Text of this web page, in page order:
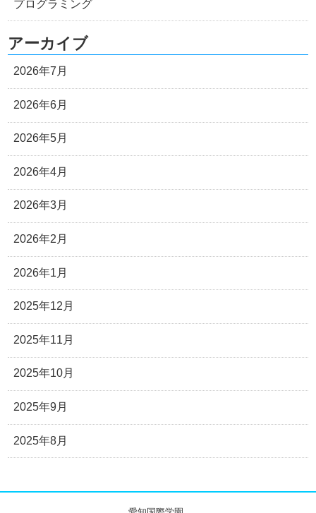
プログラミング
アーカイブ
2026年7月
2026年6月
2026年5月
2026年4月
2026年3月
2026年2月
2026年1月
2025年12月
2025年11月
2025年10月
2025年9月
2025年8月